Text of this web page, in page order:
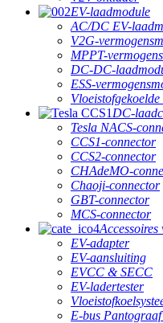
EV-laadmodule
AC/DC EV-
V2G-
MPPT-
DC-DC-
ESS-
DC-
Tesla NACS-
CCS1-connector
CCS2-connector
CHAdeMO-
Chaoji-connector
GBT-connector
MCS-connector
EV-adapter
EV-aansluiting
EVCC & SECC
EV-ladertester
E-bus